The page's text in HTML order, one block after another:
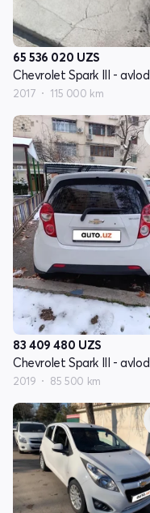
65 536 020 UZS
Chevrolet Spark III - avlod
2017 115 000 km
83 409 480 UZS
Chevrolet Spark III - avlod
2019 85 500 km